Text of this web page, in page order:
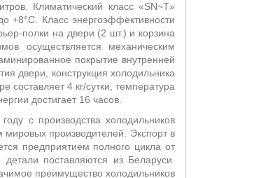
Климатический класс «SN~T»
+8°С. Класс энергоэффективности
полки на двери (2 шт.) и корзина
осуществляется механическим
покрытие внутренней
двери, конструкция холодильника
4 кг/сутки, температура
достигает 16 часов.
с производства холодильников
производителей. Экспорт в
предприятием полного цикла от
поставляются из Беларуси.
преимущество холодильников